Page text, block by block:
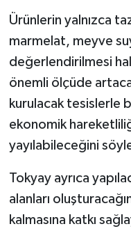
Ürünlerin yalnızca
marmelat, meyve
değerlendirilmesi
önemli ölçüde
kurulacak tesislerle
ekonomik
yayılabileceğini
Tokyay ayrıca
alanları
kalmasına katkı